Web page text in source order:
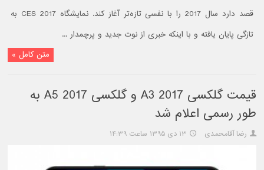
قصد دارد سال 2017 را با نفسی تازه‌تر آغاز کند. نمایشگاه CES 2017 به
تازگی پایان یافته و با اینکه خبری از نوت جدید و پرچمدار ...
متن کامل »
قیمت گلکسی A3 2017 و گلکسی A5 2017 به
طور رسمی اعلام شد
رضا آقامحمدی ۱۳ دی ۱۳۹۵ ساعت ۱۴:۳۹